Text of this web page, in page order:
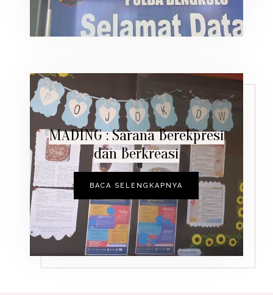
MADING : Sarana Berekpresi
dan Berkreasi
BACA SELENGKAPNYA